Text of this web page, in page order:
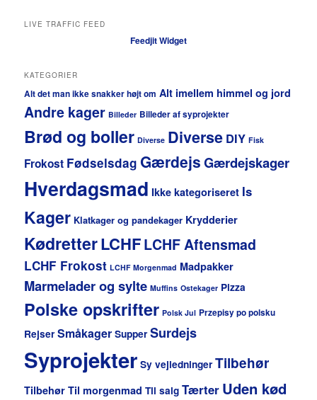
LIVE TRAFFIC FEED
Feedjit Widget
KATEGORIER
Alt det man ikke snakker højt om Alt imellem himmel og jord
Andre kager Billeder Billeder af syprojekter
Brød og boller Diverse Diverse DIY Fisk
Frokost Fødselsdag GærdejsGærdejskager
Hverdagsmad Ikke kategoriseret Is
Kager Klatkager og pandekager Krydderier
KødretterLCHFLCHF Aftensmad
LCHF Frokost LCHF Morgenmad Madpakker
Marmelader og sylte Muffins Ostekager Pizza
Polske opskrifter Polsk Jul Przepisy po polsku
Rejser Småkager Supper Surdejs
Syprojekter Sy vejledninger Tilbehør
Tilbehør Til morgenmad Til salg Tærter Uden kød